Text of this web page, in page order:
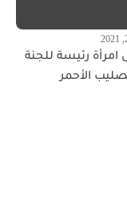
امرأة رئيسة للجنة
الأحمر